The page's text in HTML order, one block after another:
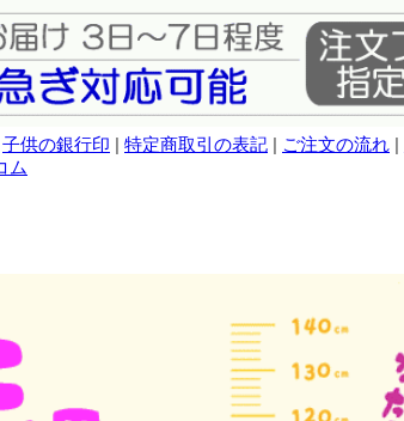
子供の銀行印 | 特定商取引の表記 | ご注文の流れ |
ム